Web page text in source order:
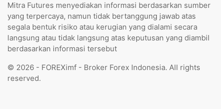
Mitra Futures menyediakan informasi berdasarkan sumber
yang terpercaya, namun tidak bertanggung jawab atas
segala bentuk risiko atau kerugian yang dialami secara
langsung atau tidak langsung atas keputusan yang diambil
berdasarkan informasi tersebut
© 2026 - FOREXimf - Broker Forex Indonesia. All rights
reserved.